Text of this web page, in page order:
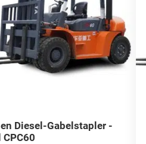
Diesel-Gabelstapler -